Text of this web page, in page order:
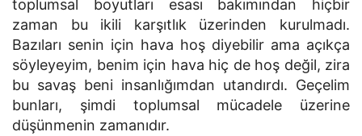
toplumsal boyutları esası bakımından hiçbir
zaman bu ikili karşıtlık üzerinden kurulmadı.
Bazıları senin için hava hoş diyebilir ama açıkça
söyleyeyim, benim için hava hiç de hoş değil, zira
bu savaş beni insanlığımdan utandırdı. Geçelim
bunları, şimdi toplumsal mücadele üzerine
düşünmenin zamanıdır.